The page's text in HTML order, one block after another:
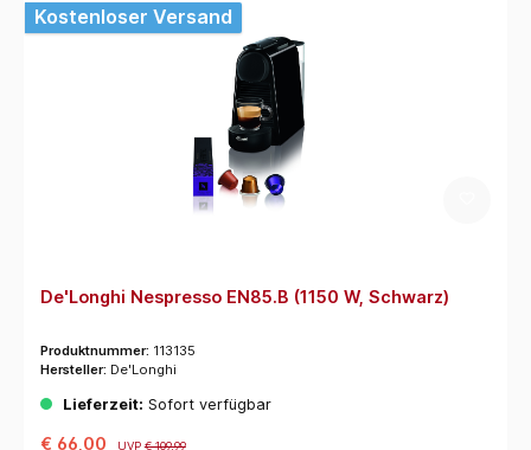
Kostenloser Versand
De'Longhi Nespresso EN85.B (1150 W, Schwarz)
Produktnummer: 113135
Hersteller: De'Longhi
Lieferzeit: Sofort verfügbar
€ 66,00 UVP€ 109,99